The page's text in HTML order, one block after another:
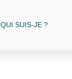
QUI SUIS-JE ?